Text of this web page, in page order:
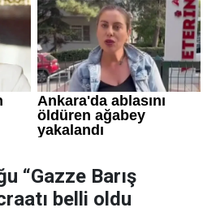
“Gazze Barış
belli oldu